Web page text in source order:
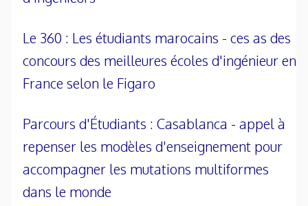
Le 360 : Les étudiants marocains - ces as des
concours des meilleures écoles d'ingénieur en
France selon le Figaro
Parcours d'Étudiants : Casablanca - appel à
repenser les modèles d'enseignement pour
accompagner les mutations multiformes
dans le monde